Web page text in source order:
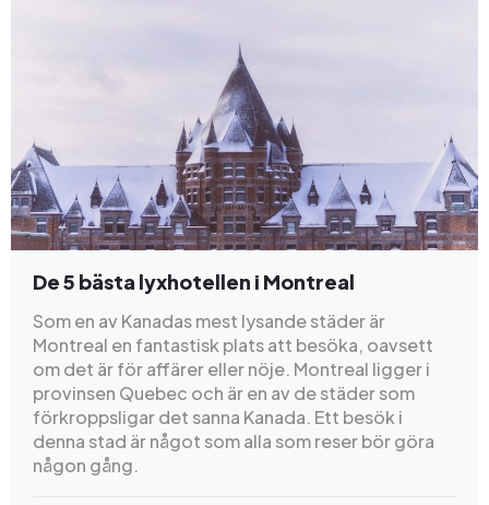
De 5 bästa lyxhotellen i Montreal
Som en av Kanadas mest lysande städer är
Montreal en fantastisk plats att besöka, oavsett
om det är för affärer eller nöje. Montreal ligger i
provinsen Quebec och är en av de städer som
förkroppsligar det sanna Kanada. Ett besök i
denna stad är något som alla som reser bör göra
någon gång.